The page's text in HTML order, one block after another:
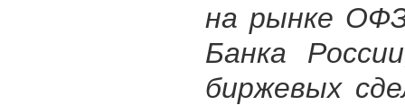
на рынке
Банка
биржевых